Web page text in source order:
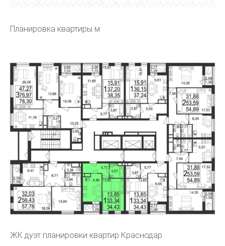
Планировка квартиры м
ЖК дуэт планировки квартир Краснодар